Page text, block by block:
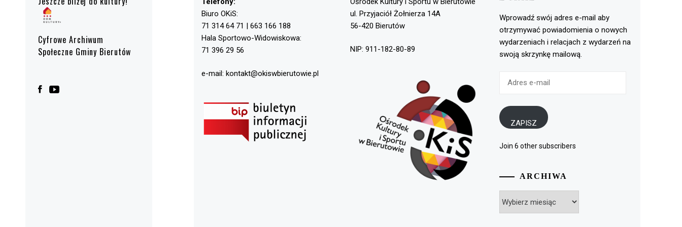
Cyfrowe Archiwum
Społeczne Gminy Bierutów
Biuro OKiS:
71 314 64 71 | 663 166 188
Hala Sportowo-Widowiskowa:
71 396 29 56
e-mail: kontakt@okiswbierutowie.pl
ul. Przyjaciół Żołnierza 14A
56-420 Bierutów
NIP: 911-182-80-89
Wprowadź swój adres e-mail aby
otrzymywać powiadomienia o nowych
wydarzeniach i relacjach z wydarzeń na
swoją skrzynkę mailową.
ZAPISZ
Join 6 other subscribers
ARCHIWA